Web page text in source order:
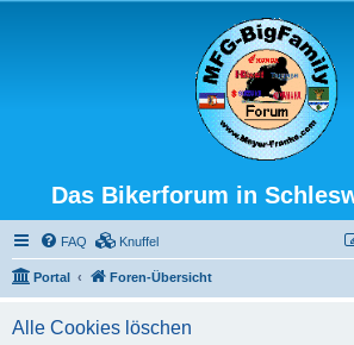
Das Bikerforum in
FAQ Knuffel
Portal Foren-Übersicht
Alle Cookies löschen